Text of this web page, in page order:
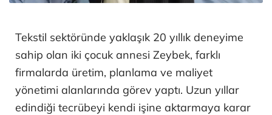
Tekstil sektöründe yaklaşık 20 yıllık deneyime
sahip olan iki çocuk annesi Zeybek, farklı
firmalarda üretim, planlama ve maliyet
yönetimi alanlarında görev yaptı. Uzun yıllar
edindiği tecrübeyi kendi işine aktarmaya karar